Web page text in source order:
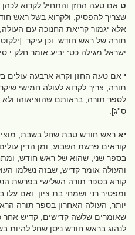
ט אם טעה החזן והתחיל לקרוא
שצריך להפסיק, ולקרוא בשל ראש
אלא יגמור קריאת החנוכה עם
תורה של ראש חודש. וכן עיקר.
ישראל מגילה כט: יביע אומר חלק י
י אם טעה החזן וקרא ארבעה עולים
תורה, צריך לקרוא לעולה חמישי
לספר תורה, בראותם שהוציאוהו
ס''ג].
יא ראש חודש טבת שחל בשבת,
קוראים פרשת השבוע, ומן הדין
בספר שני, שהוא של ראש חודש,
והעולה אומר קדיש, שבזה נשלמו
קורא בספר תורה השלישי בפרשת
ומפטיר רני ושמחי בת ציון. ואם
יותר, העולה האחרון בספר תורה
שאומרים שלשה קדישים, קדיש אחר
לנהוג בראש חודש ניסן שחל להיות